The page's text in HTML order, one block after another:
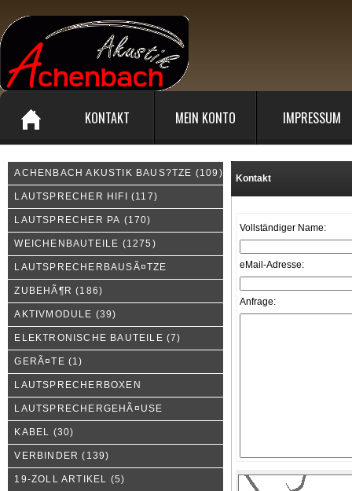
KONTAKT MEIN KONTO IMPRESSUM
ACHENBACH AKUSTIK BAUS?TZE (109)
LAUTSPRECHER HIFI (117)
LAUTSPRECHER PA (170)
WEICHENBAUTEILE (1275)
LAUTSPRECHERBAUSÃ¤TZE
ZUBEHÃ¶R (186)
AKTIVMODULE (39)
ELEKTRONISCHE BAUTEILE (7)
GERÃ¤TE (1)
LAUTSPRECHERBOXEN
LAUTSPRECHERGEHÃ¤USE
KABEL (30)
VERBINDER (139)
19-ZOLL ARTIKEL (5)
Kontakt
Vollständiger Name:
eMail-Adresse:
Anfrage: